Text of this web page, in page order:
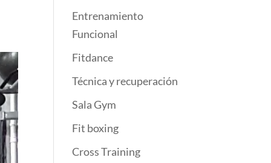
Entrenamiento
Funcional
Fitdance
Técnica y recuperación
Sala Gym
Fit boxing
Cross Training